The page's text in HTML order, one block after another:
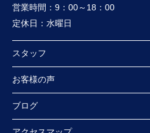
営業時間： 9：00～18：00
定休日： 水曜日
スタッフ
お客様の声
ブログ